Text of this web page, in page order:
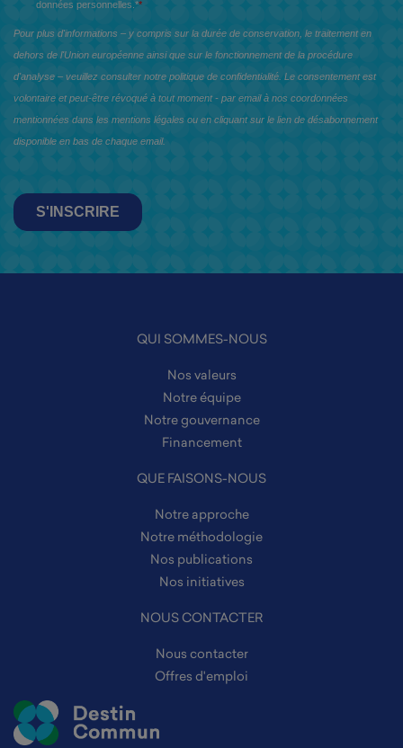
QUI SOMMES-NOUS
Nos valeurs
Notre équipe
Notre gouvernance
Financement
QUE FAISONS-NOUS
Notre approche
Notre méthodologie
Nos publications
Nos initiatives
NOUS CONTACTER
Nous contacter
Offres d'emploi